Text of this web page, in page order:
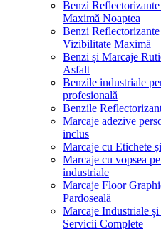
Benzi
Maximă Noaptea
Benzi
Vizibilitate Maximă
Benzi și Marcaje
Asfalt
Benzile industriale
profesională
Benzile
Marcaje adezive
inclus
Marcaje cu Etichete
Marcaje cu vopsea
industriale
Marcaje Floor
Pardoseală
Marcaje Industriale
Servicii Complete